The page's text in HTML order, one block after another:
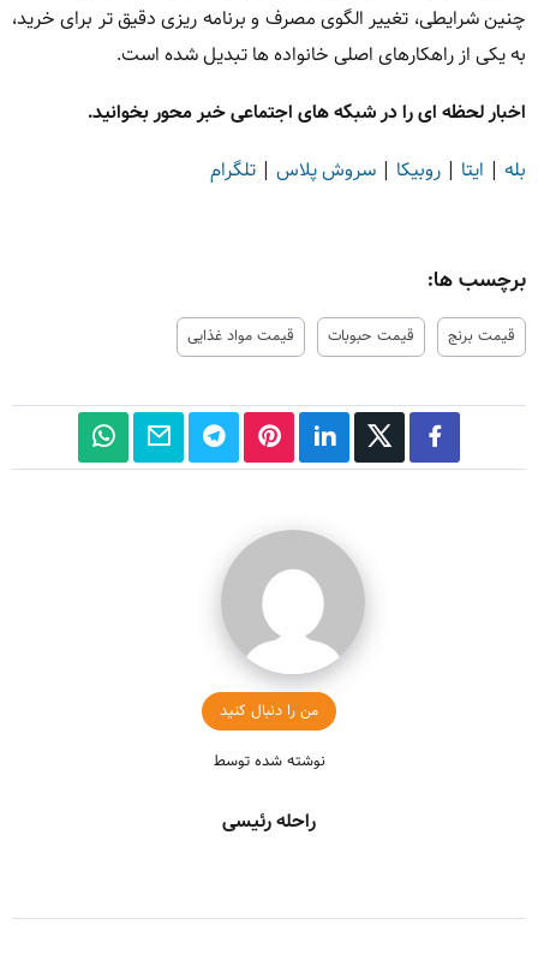
چنین شرایطی، تغییر الگوی مصرف و برنامه ریزی دقیق تر برای خرید،
به یکی از راهکارهای اصلی خانواده ها تبدیل شده است.
اخبار لحظه ای را در شبکه های اجتماعی خبر محور بخوانید.
بله | ایتا | روبیکا | سروش پلاس | تلگرام
برچسب ها:
قیمت برنج قیمت حبوبات قیمت مواد غذایی
من را دنبال کنید
نوشته شده توسط
راحله رئیسی